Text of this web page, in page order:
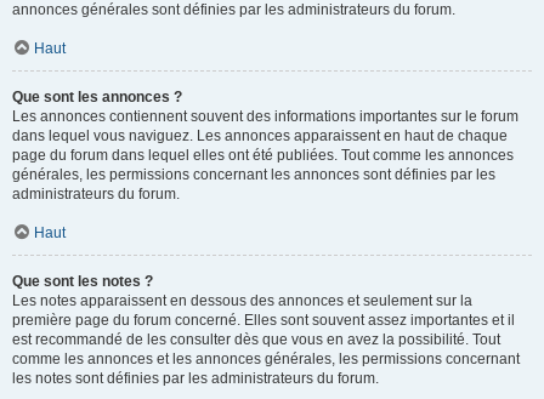
annonces générales sont définies par les administrateurs du forum.
Haut
Que sont les annonces ?
Les annonces contiennent souvent des informations importantes sur le forum
dans lequel vous naviguez. Les annonces apparaissent en haut de chaque
page du forum dans lequel elles ont été publiées. Tout comme les annonces
générales, les permissions concernant les annonces sont définies par les
administrateurs du forum.
Haut
Que sont les notes ?
Les notes apparaissent en dessous des annonces et seulement sur la
première page du forum concerné. Elles sont souvent assez importantes et il
est recommandé de les consulter dès que vous en avez la possibilité. Tout
comme les annonces et les annonces générales, les permissions concernant
les notes sont définies par les administrateurs du forum.